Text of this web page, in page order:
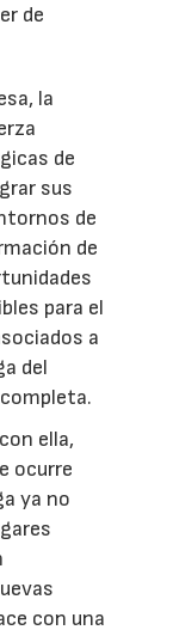
de
la
de
sus
de
de
para el
a
del
ella,
ocurre
ya no
con una